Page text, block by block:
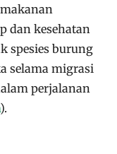
dan kesehatan
spesies burung
selama migrasi
perjalanan
)​.